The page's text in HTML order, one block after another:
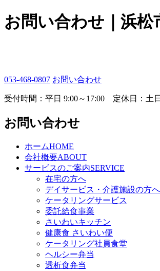
お問い合わせ｜浜
053-468-0807 お問い合わせ
受付時間：平日 9:00～17:00 定休日：土
お問い合わせ
ホームHOME
会社概要ABOUT
サービスのご案内SERVICE
在宅の方へ
デイサービス・介護施設の方へ
ケータリングサービス
委託給食事業
さいわいキッチン
健康食 さいわい便
ケータリング社員食堂
ヘルシー弁当
透析食弁当